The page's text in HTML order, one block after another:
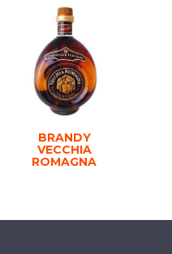
BRANDY
VECCHIA
ROMAGNA